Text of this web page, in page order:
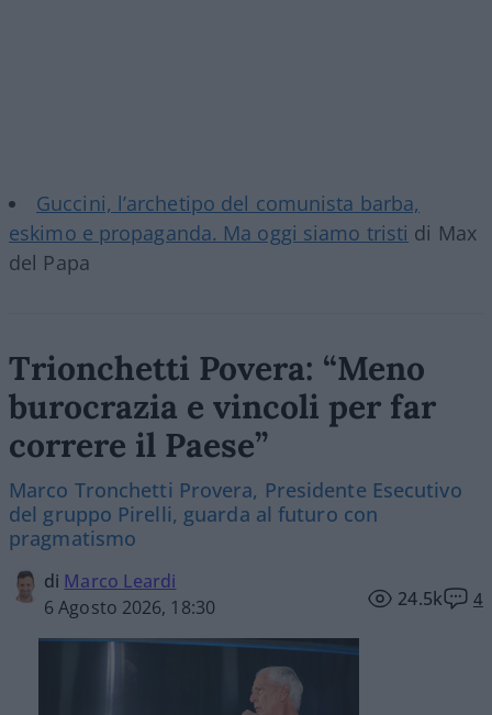
Guccini, l’archetipo del comunista barba,
eskimo e propaganda. Ma oggi siamo tristi di Max
del Papa
Trionchetti Povera: “Meno
burocrazia e vincoli per far
correre il Paese”
Marco Tronchetti Provera, Presidente Esecutivo
del gruppo Pirelli, guarda al futuro con
pragmatismo
di Marco Leardi
6 Agosto 2026, 18:30
24.5k 4